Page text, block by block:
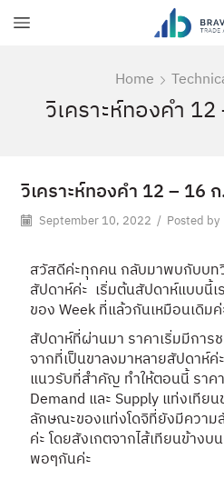
Home
วิเคราะห์ทองคำ
วิเคราะห์ทองคำ 12 – 16
September 10, 2022 / Posted by
สวัสดีค่ะทุกคน กลับมาพบกับบท
สัปดาห์ค่ะ เริ่มต้นสัปดาห์แบบนี้
ของ Week ที่แล้วกันเหมือนเดิมค่
สัปดาห์ที่ผ่านมา ราคาเริ่มมีการ
จากที่เป็นขาลงมาหลายสัปดาห์
แนวรับที่สำคัญ ทำให้ตอนนี้ ราค
Demand และ Supply แท่งเที
ลักษณะของแท่งโดจิที่ยังมีความ
ค่ะ โดยสังเกตจากไส้เทียนข้าง
พอๆกันค่ะ